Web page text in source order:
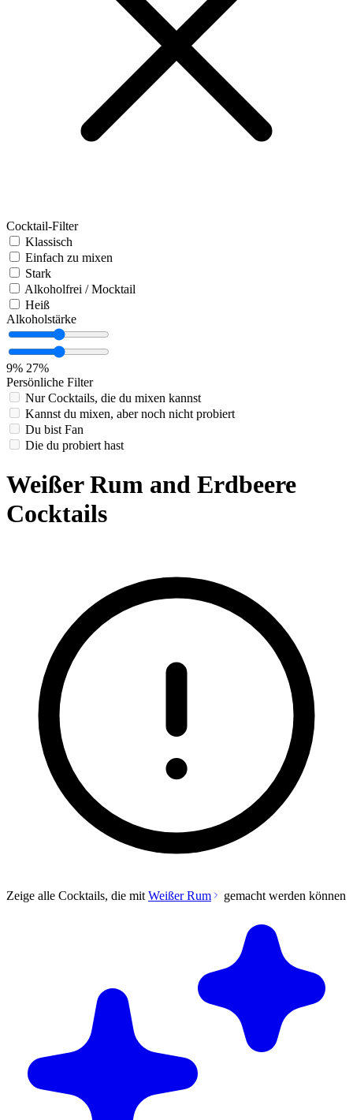
Cocktail-Filter
Klassisch
Einfach zu mixen
Stark
Alkoholfrei / Mocktail
Heiß
Alkoholstärke
9% 27%
Persönliche Filter
Nur Cocktails, die du mixen kannst
Kannst du mixen, aber noch nicht probiert
Du bist Fan
Die du probiert hast
Weißer Rum and Erdbeere
Cocktails
Zeige alle Cocktails, die mit Weißer Rum gemacht werden können